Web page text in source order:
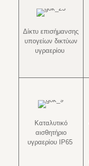
Δίκτυ επισήμανσης
υπογείων δικτύων
υγραερίου
Καταλυτικό
αισθητήριο
υγραερίου IP65